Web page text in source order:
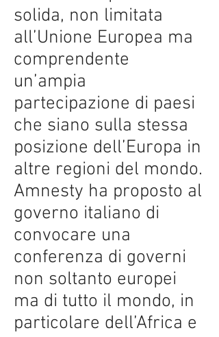
solida, non limitata
all’Unione Europea ma
comprendente
un’ampia
partecipazione di paesi
che siano sulla stessa
posizione dell’Europa in
altre regioni del mondo.
Amnesty ha proposto al
governo italiano di
convocare una
conferenza di governi
non soltanto europei
ma di tutto il mondo, in
particolare dell’Africa e